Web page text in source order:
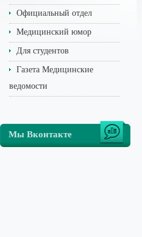
Официальный отдел
Медицинский юмор
Для студентов
Газета Медицинские
ведомости
Мы Вконтакте